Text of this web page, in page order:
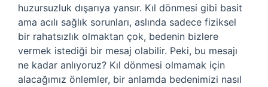
huzursuzluk dışarıya yansır. Kıl dönmesi gibi basit
ama acılı sağlık sorunları, aslında sadece fiziksel
bir rahatsızlık olmaktan çok, bedenin bizlere
vermek istediği bir mesaj olabilir. Peki, bu mesajı
ne kadar anlıyoruz? Kıl dönmesi olmamak için
alacağımız önlemler, bir anlamda bedenimizi nasıl